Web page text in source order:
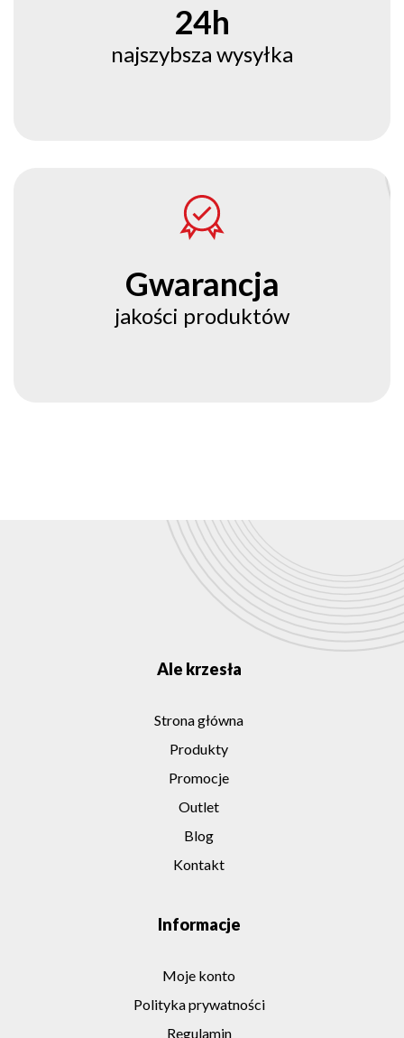
24h
najszybsza wysyłka
Gwarancja
jakości produktów
Ale krzesła
Strona główna
Produkty
Promocje
Outlet
Blog
Kontakt
Informacje
Moje konto
Polityka prywatności
Regulamin